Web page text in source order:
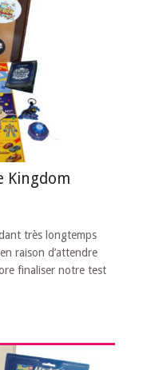
Kingdom
très longtemps
raison d’attendre
finaliser notre test